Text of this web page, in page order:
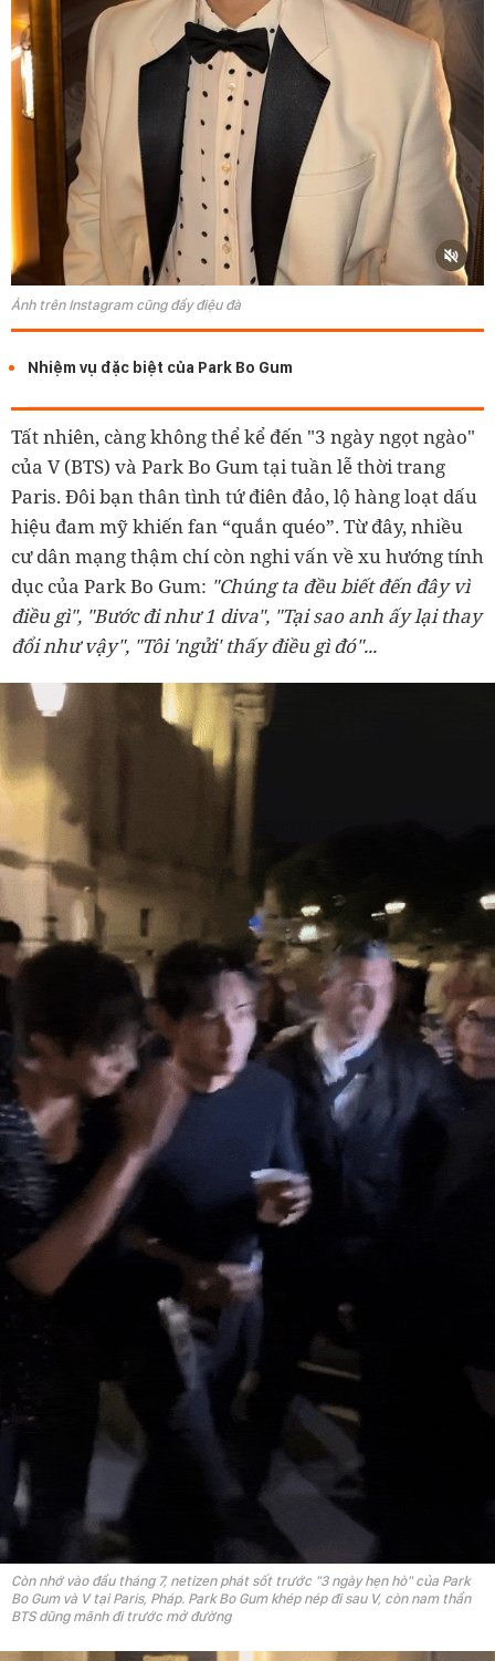
Ảnh trên Instagram cũng đầy điệu đà
Nhiệm vụ đặc biệt của Park Bo Gum
Tất nhiên, càng không thể kể đến "3 ngày ngọt ngào"
của V (BTS) và Park Bo Gum tại tuần lễ thời trang
Paris. Đôi bạn thân tình tứ điên đảo, lộ hàng loạt dấu
hiệu đam mỹ khiến fan “quắn quéo”. Từ đây, nhiều
cư dân mạng thậm chí còn nghi vấn về xu hướng tính
dục của Park Bo Gum: "Chúng ta đều biết đến đây vì
điều gì", "Bước đi như 1 diva", "Tại sao anh ấy lại thay
đổi như vậy", "Tôi 'ngửi' thấy điều gì đó"...
Còn nhớ vào đầu tháng 7, netizen phát sốt trước "3 ngày hẹn hò" của Park
Bo Gum và V tại Paris, Pháp. Park Bo Gum khép nép đi sau V, còn nam thần
BTS dũng mãnh đi trước mở đường